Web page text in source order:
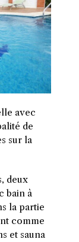
avec
de
sur la
deux
bain à
la partie
comme
et sauna